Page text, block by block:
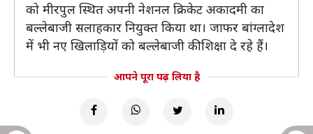
को मीरपुल स्थित अपनी नेशनल क्रिकेट अकादमी का
बल्लेबाजी सलाहकार नियुक्त किया था। जाफर बांग्लादेश
में भी नए खिलाड़ियों को बल्लेबाजी की शिक्षा दे रहे हैं।
आपने पूरा पढ़ लिया है